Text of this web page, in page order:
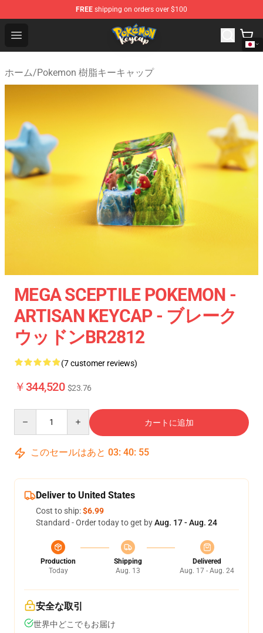
FREE shipping on orders over $100
Open menu
Pokemon Keycap Shop - The Best Store of Pokemon
ホーム/Pokemon 樹脂キーキャップ
MEGA SCEPTILE POKEMON -
ARTISAN KEYCAP - ブレーク
ウッドンBR2812
(7 customer reviews)
￥344,520 $23.76
カートに追加
このセールはあと 03: 40: 54
Deliver to United States
Cost to ship:$6.99
Standard - Order today to get byAug. 17 - Aug. 24
Production
Today
Shipping
Aug. 13
Delivered
Aug. 17 - Aug. 24
安全な取引
世界中どこでもお届け